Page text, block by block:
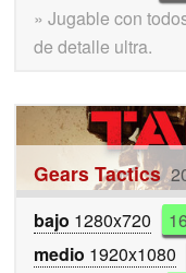
» Jugable con
de detalle ultra.
Gears Tactics
bajo 1280x720
medio 1920x1080